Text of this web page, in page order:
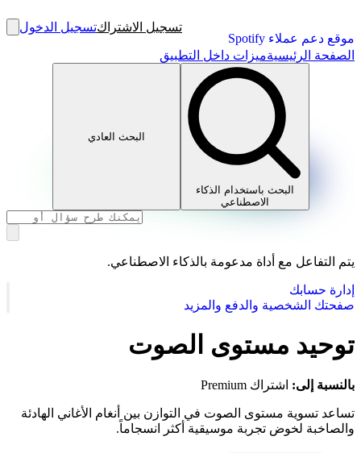
موقع دعم عملاء Spotify
تسجيل الاشتراكتسجيل الدخول
الصفحة الرئيسيةميزات داخل التطبيق
البحث باستخدام الذكاء
الاصطناعي
البحث العادي
يتم التفاعل مع أداة مدعومة بالذكاء الاصطناعي.
إدارة حسابك
صفحتك الشخصية والدفع والمزيد
توحيد مستوى الصوت
بالنسبة إلى: اشتراك Premium
تساعد تسوية مستوى الصوت في التوازن بين أنغام الأغاني الهادئة
والصاخبة لخوض تجربة موسيقية أكثر انسجاماً.